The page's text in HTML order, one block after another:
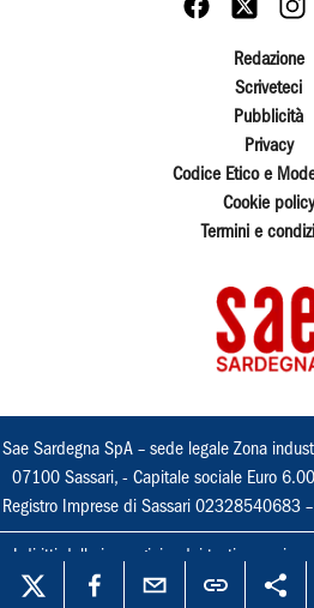
Redazione
Scriveteci
Pubblicità
Privacy
Codice Etico e
Cookie policy
Termini e
Sae Sardegna SpA – sede legale Zona
07100 Sassari, - Capitale sociale Euro
Registro Imprese di Sassari 02328540683
I diritti delle immagini e dei testi sono
loro riproduzione con qualsiasi mezzo e